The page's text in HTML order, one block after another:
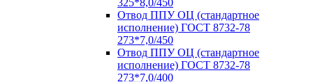
325*8,0/450
Отвод ППУ ОЦ (стандартное
исполнение) ГОСТ 8732-78
273*7,0/450
Отвод ППУ ОЦ (стандартное
исполнение) ГОСТ 8732-78
273*7,0/400